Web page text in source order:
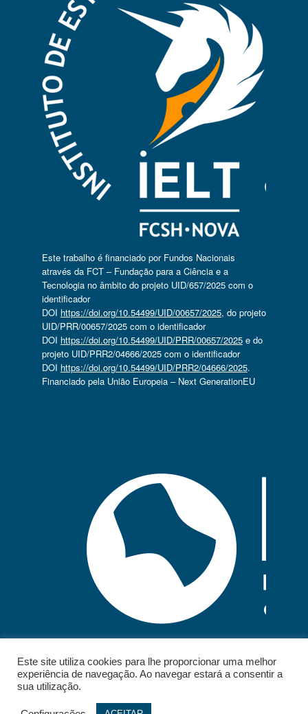
Este trabalho é financiado por Fundos Nacionais
através da FCT – Fundação para a Ciência e a
Tecnologia no âmbito do projeto UID/657/2025 com o
identificador
DOI https://doi.org/10.54499/UID/00657/2025, do projeto
UID/PRR/00657/2025 com o identificador
DOI https://doi.org/10.54499/UID/PRR/00657/2025e do
projeto UID/PRR2/04666/2025 com o identificador
DOI https://doi.org/10.54499/UID/PRR2/04666/2025.
Financiado pela União Europeia – Next GenerationEU
Este site utiliza cookies para lhe proporcionar uma melhor
experiência de navegação. Ao navegar estará a consentir a
sua utilização.